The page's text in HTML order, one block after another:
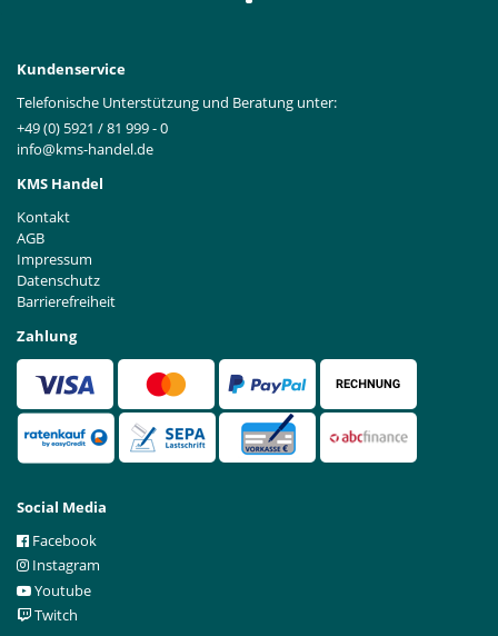
Kundenservice
Telefonische Unterstützung und Beratung unter:
+49 (0) 5921 / 81 999 - 0
info@kms-handel.de
KMS Handel
Kontakt
AGB
Impressum
Datenschutz
Barrierefreiheit
Zahlung
Social Media
Facebook
Instagram
Youtube
Twitch